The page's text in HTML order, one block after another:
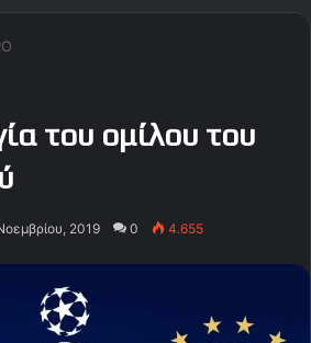
του ομίλου του
2019 0 4.655